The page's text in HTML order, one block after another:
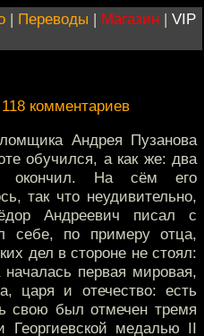
| Переводы | Магазин | VIP
118 комментариев
Андрея Пузанова
обучился, а как же: два
окончил. На сём его
так что неудивительно,
Андреевич писал с
себе, по примеру отца,
дел в стороне не стоял:
первая мировая,
царя и отечество: есть
свою был отмечен тремя
Георгиевской медалью II